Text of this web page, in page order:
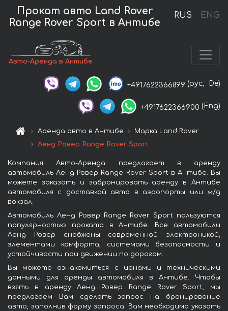
RUS ENG
Прокат авто Land Rover
Range Rover Sport в Антибе
Авто-Аренда в Антибе
+4917622366899 (рус, De)
+4917622366900 (Eng)
Аренда авто в Антибе
Марка Land Rover
Ленд Ровер Range Rover Sport
Компания Авто-Аренда предлагает в аренду
автомобиль Ленд Ровер Range Rover Sport в Антибе. Вы
можете заказать и забронировать аренду в Антибе
автомобиля с доставкой авто в аэропорты или ж/д
вокзал.
Автомобиль Ленд Ровер Range Rover Sport пользуются
популярностью проката в Антибе. Все автомобили
Ленд Ровер снабжены современной электроникой,
элементами комфорта, системами безопасности и
устойчивости при движении по дорогам.
Вы можете ознакомиться с ценами и техническими
данными для аренды автомобиля в Антибе. Чтобы
взять в аренду Ленд Ровер Range Rover Sport, мы
предлагаем Вам сделать запрос на бронирование
авто, заполнив форму запроса. Вам необходимо указать